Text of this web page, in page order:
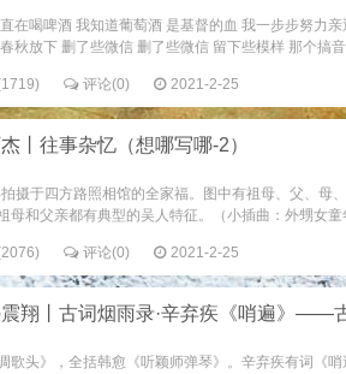
在喝啤酒 我知道葡萄酒 是基督的血 我一步步努力
秋放下 删了些微信 删了些微信 留下些模样 那个搞
评论(0) 2021-2-25
丨往事杂忆（想哪写哪-2）
摄于四方路照相馆的全家福。图中有祖母、父、母
母和父亲都有典型的吴人特征。（小插曲：外甥女
评论(0) 2021-2-25
翔丨古词烟雨录·辛弃疾《哨遍》——古文改编
歌头》，全括韩愈《听颖师弹琴》。辛弃疾有词《